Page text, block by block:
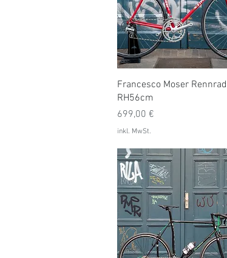
Schnellansicht
Francesco Moser Rennrad
RH56cm
Preis
699,00 €
inkl. MwSt.